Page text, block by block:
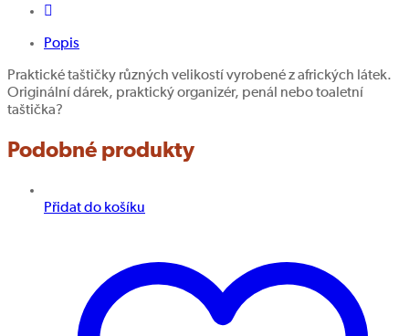
Popis
Praktické taštičky různých velikostí vyrobené z afrických látek.
Originální dárek, praktický organizér, penál nebo toaletní
taštička?
Podobné produkty
Přidat do košíku